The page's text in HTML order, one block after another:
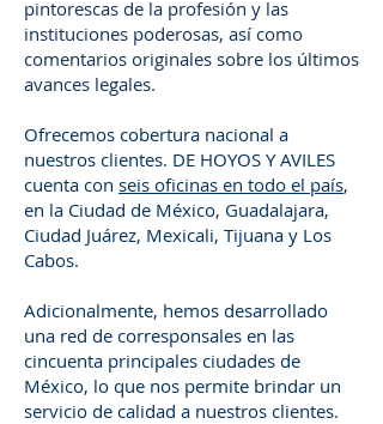
pintorescas de la profesión y las
instituciones poderosas, así como
comentarios originales sobre los últimos
avances legales.
Ofrecemos cobertura nacional a
nuestros clientes. DE HOYOS Y AVILES
cuenta con seis oficinas en todo el país,
en la Ciudad de México, Guadalajara,
Ciudad Juárez, Mexicali, Tijuana y Los
Cabos.
Adicionalmente, hemos desarrollado
una red de corresponsales en las
cincuenta principales ciudades de
México, lo que nos permite brindar un
servicio de calidad a nuestros clientes.